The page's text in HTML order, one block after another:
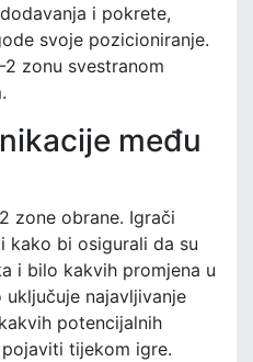
i pokrete,
svoje pozicioniranje.
zonu svestranom
među
zone obrane. Igrači
kako bi osigurali da su
i bilo kakvih promjena u
najavljivanje
potencijalnih
tijekom igre.